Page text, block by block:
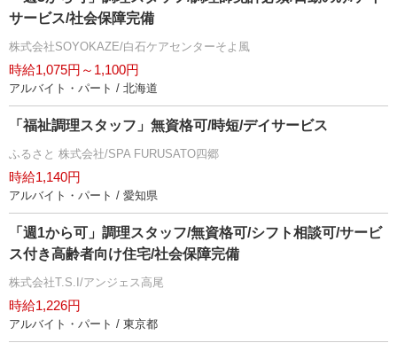
サービス/社会保障完備
株式会社SOYOKAZE/白石ケアセンターそよ風
時給1,075円～1,100円
アルバイト・パート / 北海道
「福祉調理スタッフ」無資格可/時短/デイサービス
ふるさと 株式会社/SPA FURUSATO四郷
時給1,140円
アルバイト・パート / 愛知県
「週1から可」調理スタッフ/無資格可/シフト相談可/サービ
ス付き高齢者向け住宅/社会保障完備
株式会社T.S.I/アンジェス高尾
時給1,226円
アルバイト・パート / 東京都